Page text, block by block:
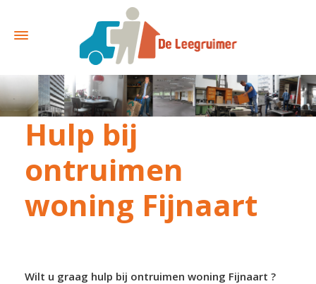
Hulp bij
ontruimen
woning Fijnaart
Wilt u graag hulp bij ontruimen woning Fijnaart ?